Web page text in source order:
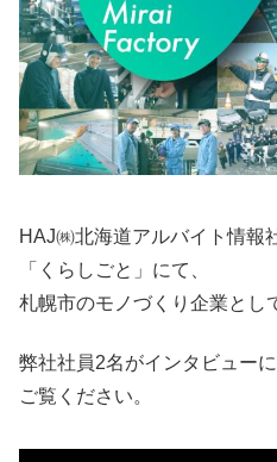
HAJ㈱北海道アルバイト情報
「くらしごと」にて、
札幌市のモノづくり企業とし
弊社社員2名がインタビュー
ご覧ください。